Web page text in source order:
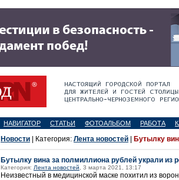
НАВИГАТОР СТАТЬИ ФОТОАЛЬБОМ РАБОТА
Новости | Категория: Лента новостей Бутылку
Бутылку вина за полмиллиона рублей украли из
Категория: Лента новостей , 3 марта 2021, 13:17
Неизвестный в медицинской маске похитил из